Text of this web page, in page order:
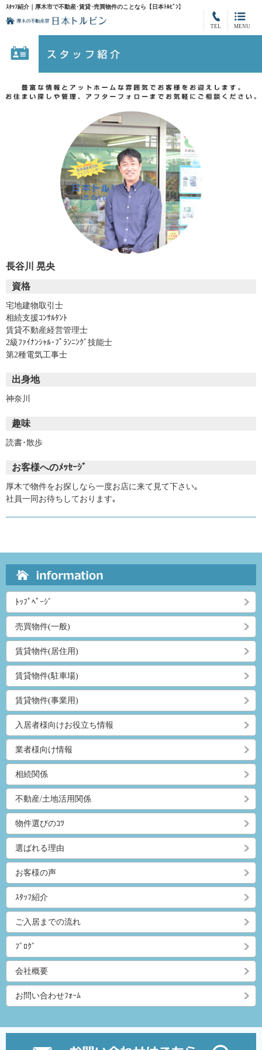
ｽﾀｯﾌ紹介｜厚木市で不動産･賃貸･売買物件のことなら【日本ﾄﾙﾋﾞﾝ】
MENU
TEL
長谷川 晃央
資格
宅地建物取引士
相続支援ｺﾝｻﾙﾀﾝﾄ
賃貸不動産経営管理士
2級ﾌｧｲﾅﾝｼｬﾙ･ﾌﾟﾗﾝﾆﾝｸﾞ技能士
第2種電気工事士
出身地
神奈川
趣味
読書･散歩
お客様へのﾒｯｾｰｼﾞ
厚木で物件をお探しなら一度お店に来て見て下さい｡
社員一同お待ちしております｡
ﾄｯﾌﾟﾍﾟｰｼﾞ
売買物件(一般)
賃貸物件(居住用)
賃貸物件(駐車場)
賃貸物件(事業用)
入居者様向けお役立ち情報
業者様向け情報
相続関係
不動産/土地活用関係
物件選びのｺﾂ
選ばれる理由
お客様の声
ｽﾀｯﾌ紹介
ご入居までの流れ
ﾌﾞﾛｸﾞ
会社概要
お問い合わせﾌｫｰﾑ